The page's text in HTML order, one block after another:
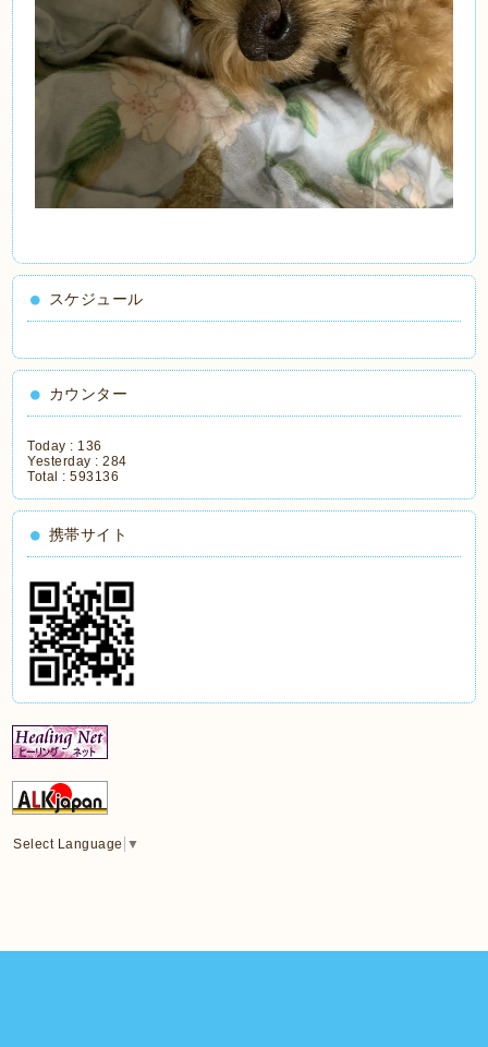
スケジュール
カウンター
Today : 136
Yesterday :284
Total :593136
携帯サイト
Select Language ▼